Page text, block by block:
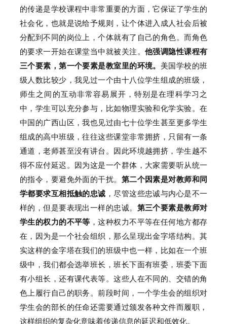
的传递是学校课程中非常重要的方面，它保证了学生的
社会化，也就是说给予规则，让个体进入成人社会后被
分配到不同的岗位上，个体就有了自己的角色。而角色
的要求一开始在课堂当中就被关注。 他强调隐性课程有
三个要素，第一个要素是教室里的环境。 美国学校的班
级人数比较少，我见过一个由十八位学生组成的班级，
师生之间的互动非常容易展开，特别是在理科学习之
中，学生可以充分参与，比如物理实验和化学实验。 在
中国的广西山区，我也见过由七十位学生甚至更多学生
组成的高中班级，往往这些课堂非常拥挤，只留有一条
通道，老师甚至没有讲台。
因此环境越拥挤，学生越不
得不应付延迟。
因为这是一个群体，大家需要听从统一
的指令，要避免外面的干扰。 第二个因素是对教师和同
学都要求互相抵触的忠诚 ，尽管这些忠诚与内心是不一
样的，但是要表现出一样的忠诚。 第三个要素是教师对
学生的权力的不平等 ，这种权力不平等在任何地方都存
在，因为是一个社会组织，那么呈现出金字塔结构。 其
实这样的金字塔在我们的班级中也一样，比如在一个班
级中，我们都会选举班长，班长下面有班委，班委下面
有小组长，还有课代表等。这些人在不同的、交错的角
色上履行自己的职务。前段时间，一个学生会的组织对
学生会的部长的任命还需要通过颁发各种文件而履职，
这样组织的复杂化意味着传递信息的延迟和低效化。